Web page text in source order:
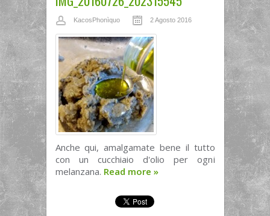
KacosPhonìquo 2 Agosto 2016
Anche qui, amalgamate bene il tutto
con un cucchiaio d'olio per ogni
melanzana. Read more »